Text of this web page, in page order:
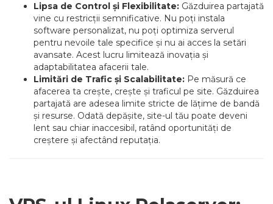
Lipsa de Control și Flexibilitate: Găzduirea partajată
vine cu restricții semnificative. Nu poți instala
software personalizat, nu poți optimiza serverul
pentru nevoile tale specifice și nu ai acces la setări
avansate. Acest lucru limitează inovația și
adaptabilitatea afacerii tale.
Limitări de Trafic și Scalabilitate: Pe măsură ce
afacerea ta crește, crește și traficul pe site. Găzduirea
partajată are adesea limite stricte de lățime de bandă
și resurse. Odată depășite, site-ul tău poate deveni
lent sau chiar inaccesibil, ratând oportunități de
creștere și afectând reputația.